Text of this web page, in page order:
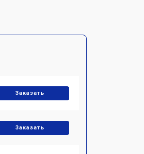
Заказать
Заказать